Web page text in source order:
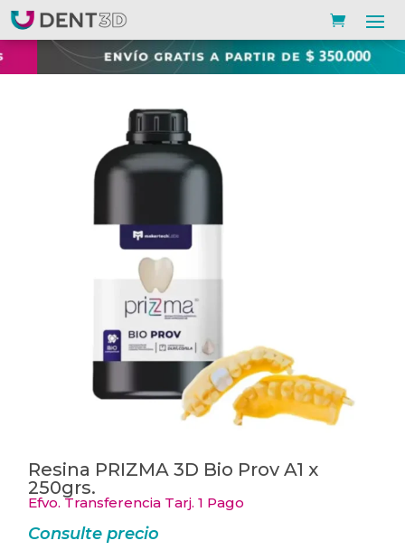
Resina PRIZMA 3D Bio Prov A1 x
250grs.
Efvo. Transferencia Tarj. 1 Pago
Consulte precio